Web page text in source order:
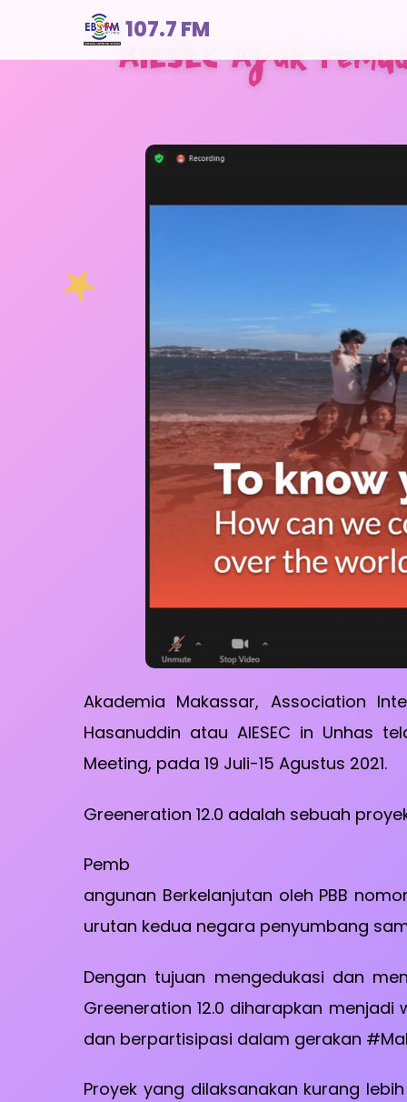
107.7 FM
AIESEC Ajak
Akademia Makassar, Association
Hasanuddin atau AIESEC in Unhas
Meeting, pada 19 Juli-15 Agustus 2021.
Greeneration 12.0 adalah sebuah
Pemb
angunan Berkelanjutan oleh PBB
urutan kedua negara penyumbang
Dengan tujuan mengedukasi dan
Greeneration 12.0 diharapkan
dan berpartisipasi dalam gerakan
Proyek yang dilaksanakan kurang